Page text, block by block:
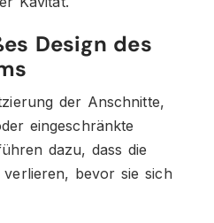
Design des
der Anschnitte,
eingeschränkte
dazu, dass die
verlieren, bevor sie sich